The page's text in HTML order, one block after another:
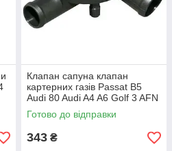
Клапан сапуна клапан
картерних газів Passat B5
Audi 80 Audi A4 A6 Golf 3 AFN
1Y AAZ 1Z AFF AEY AAZ AHB
AHU
Готово до відправки
343 ₴